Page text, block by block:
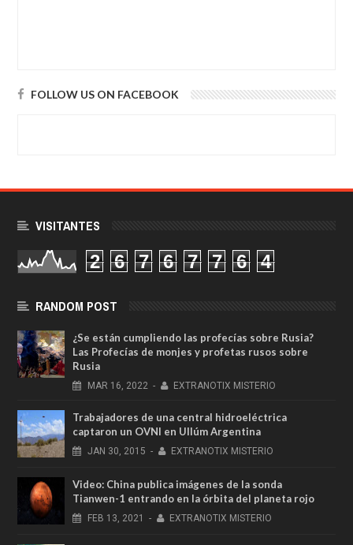
FOLLOW US ON FACEBOOK
VISITANTES
2 6 7 6 7 7 6 4
RANDOM POST
¿Se están cumpliendo las profecías sobre Rusia?
Las Profecías de monjes y profetas rusos sobre
Rusia
MAR 16, 2022 - EXTRANOTIX MISTERIO
Trabajadores de una central hidroeléctrica
captaron un OVNI en Ullúm Argentina
JAN 30, 2015 - EXTRANOTIX MISTERIO
Video: China publica imágenes de la sonda
Tianwen-1 entrando en la órbita del planeta rojo
FEB 13, 2021 - EXTRANOTIX MISTERIO